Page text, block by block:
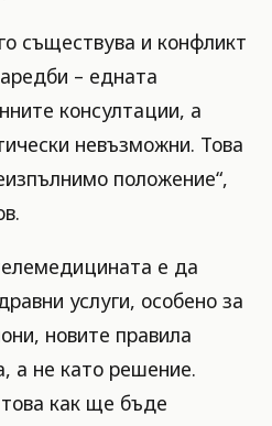
съществува и конфликт
– едната
консултации, а
невъзможни. Това
положение“,
е да
услуги, особено за
новите правила
а не като решение.
как ще бъде